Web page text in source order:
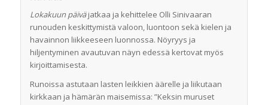
Lokakuun päiväjatkaa ja kehittelee Olli Sinivaaran
runouden keskittymistä valoon, luontoon sekä kielen ja
havainnon liikkeeseen luonnossa. Nöyryys ja
hiljentyminen avautuvan näyn edessä kertovat myös
kirjoittamisesta.
Runoissa astutaan lasten leikkien äärelle ja liikutaan
kirkkaan ja hämärän maisemissa: ”Keksin muruset